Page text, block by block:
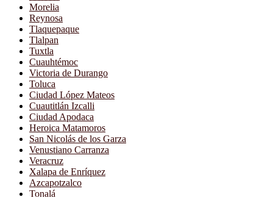
Morelia
Reynosa
Tlaquepaque
Tlalpan
Tuxtla
Cuauhtémoc
Victoria de Durango
Toluca
Ciudad López Mateos
Cuautitlán Izcalli
Ciudad Apodaca
Heroica Matamoros
San Nicolás de los Garza
Venustiano Carranza
Veracruz
Xalapa de Enríquez
Azcapotzalco
Tonalá